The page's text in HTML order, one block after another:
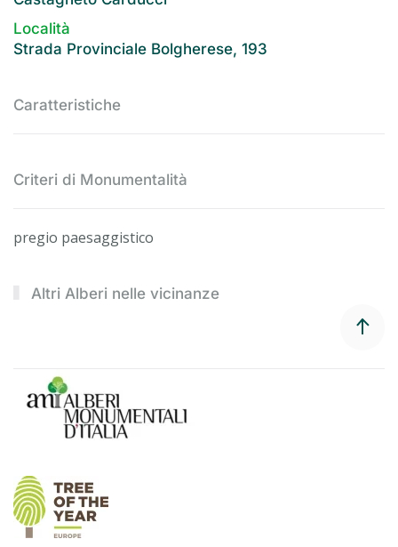
Località
Strada Provinciale Bolgherese, 193
Caratteristiche
Criteri di Monumentalità
pregio paesaggistico
Altri Alberi nelle vicinanze